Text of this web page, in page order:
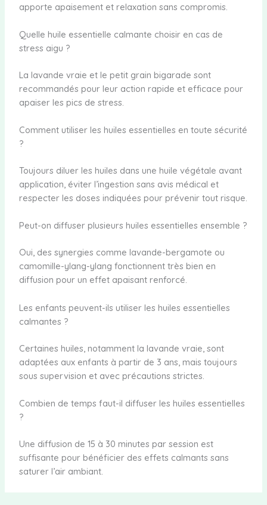
apporte apaisement et relaxation sans compromis.
Quelle huile essentielle calmante choisir en cas de
stress aigu ?
La lavande vraie et le petit grain bigarade sont
recommandés pour leur action rapide et efficace pour
apaiser les pics de stress.
Comment utiliser les huiles essentielles en toute sécurité
?
Toujours diluer les huiles dans une huile végétale avant
application, éviter l’ingestion sans avis médical et
respecter les doses indiquées pour prévenir tout risque.
Peut-on diffuser plusieurs huiles essentielles ensemble ?
Oui, des synergies comme lavande-bergamote ou
camomille-ylang-ylang fonctionnent très bien en
diffusion pour un effet apaisant renforcé.
Les enfants peuvent-ils utiliser les huiles essentielles
calmantes ?
Certaines huiles, notamment la lavande vraie, sont
adaptées aux enfants à partir de 3 ans, mais toujours
sous supervision et avec précautions strictes.
Combien de temps faut-il diffuser les huiles essentielles
?
Une diffusion de 15 à 30 minutes par session est
suffisante pour bénéficier des effets calmants sans
saturer l’air ambiant.